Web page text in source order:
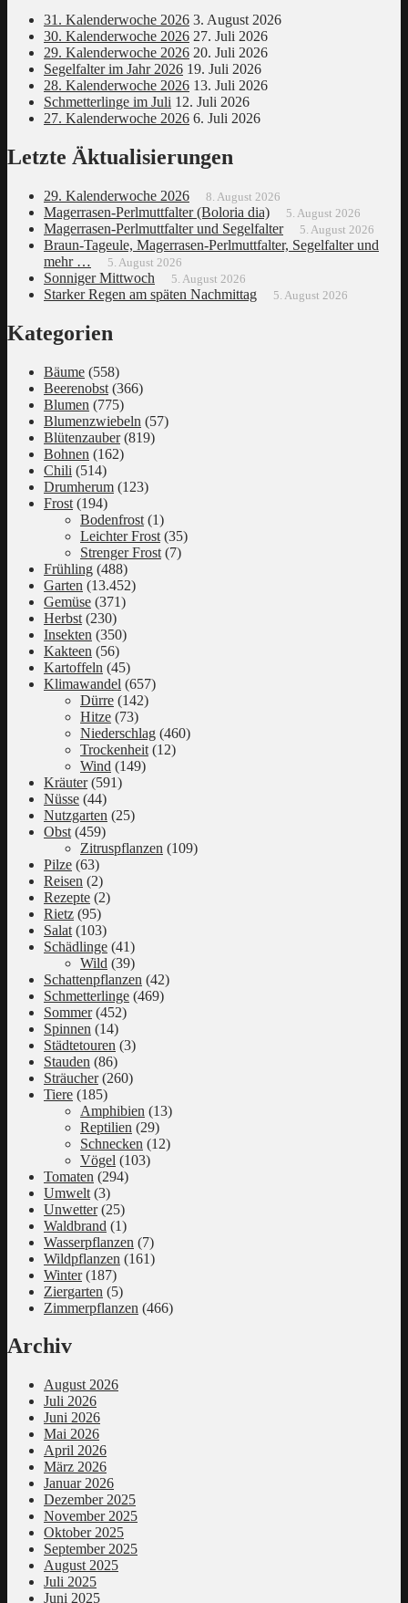
31. Kalenderwoche 2026 3. August 2026
30. Kalenderwoche 2026 27. Juli 2026
29. Kalenderwoche 2026 20. Juli 2026
Segelfalter im Jahr 2026 19. Juli 2026
28. Kalenderwoche 2026 13. Juli 2026
Schmetterlinge im Juli 12. Juli 2026
27. Kalenderwoche 2026 6. Juli 2026
Letzte Äktualisierungen
29. Kalenderwoche 2026 8. August 2026
Magerrasen-Perlmuttfalter (Boloria dia) 5. August 2026
Magerrasen-Perlmuttfalter und Segelfalter 5. August 2026
Braun-Tageule, Magerrasen-Perlmuttfalter, Segelfalter und
mehr …
5. August 2026
Sonniger Mittwoch 5. August 2026
Starker Regen am späten Nachmittag 5. August 2026
Kategorien
Bäume (558)
Beerenobst (366)
Blumen (775)
Blumenzwiebeln (57)
Blütenzauber(819)
Bohnen (162)
Chili (514)
Drumherum (123)
Frost (194)
Bodenfrost (1)
Leichter Frost (35)
Strenger Frost (7)
Frühling (488)
Garten (13.452)
Gemüse (371)
Herbst (230)
Insekten (350)
Kakteen (56)
Kartoffeln (45)
Klimawandel (657)
Dürre (142)
Hitze (73)
Niederschlag (460)
Trockenheit (12)
Wind (149)
Kräuter(591)
Nüsse (44)
Nutzgarten (25)
Obst (459)
Zitruspflanzen (109)
Pilze (63)
Reisen (2)
Rezepte (2)
Rietz (95)
Salat (103)
Schädlinge (41)
Wild (39)
Schattenpflanzen (42)
Schmetterlinge (469)
Sommer(452)
Spinnen (14)
Städtetouren (3)
Stauden (86)
Sträucher(260)
Tiere (185)
Amphibien (13)
Reptilien (29)
Schnecken (12)
Vögel (103)
Tomaten (294)
Umwelt (3)
Unwetter(25)
Waldbrand (1)
Wasserpflanzen (7)
Wildpflanzen (161)
Winter(187)
Ziergarten (5)
Zimmerpflanzen (466)
Archiv
August 2026
Juli 2026
Juni 2026
Mai 2026
April 2026
März 2026
Januar 2026
Dezember 2025
November 2025
Oktober 2025
September 2025
August 2025
Juli 2025
Juni 2025